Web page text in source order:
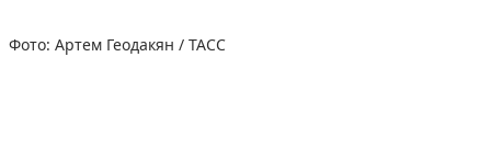
Фото: Артем Геодакян / ТАСС